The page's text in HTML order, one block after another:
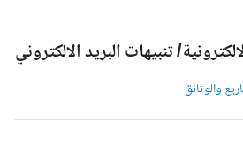
تنبيهات البريد الالكتروني